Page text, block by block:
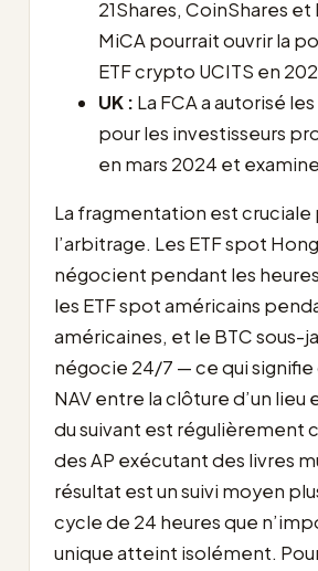
21Shares, CoinShares et
MiCA pourrait ouvrir la
ETF crypto UCITS en
UK : La FCA a autorisé
pour les investisseurs
en mars 2024 et
La fragmentation est cruciale
l’arbitrage. Les ETF spot
négocient pendant les
les ETF spot américains
américaines, et le BTC sous-
négocie 24/7 — ce qui signifie
NAV entre la clôture d’un lieu
du suivant est régulièrement
des AP exécutant des livres
résultat est un suivi moyen
cycle de 24 heures que
unique atteint isolément.